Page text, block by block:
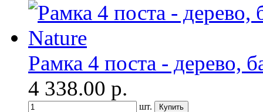
Рамка 4 поста - дерево,
4 338.00 р.
шт.